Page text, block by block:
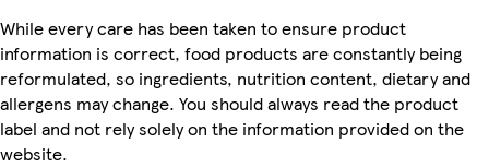
While every care has been taken to ensure product
information is correct, food products are constantly being
reformulated, so ingredients, nutrition content, dietary and
allergens may change. You should always read the product
label and not rely solely on the information provided on the
website.